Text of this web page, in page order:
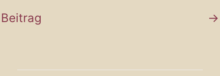
Beitrag
→